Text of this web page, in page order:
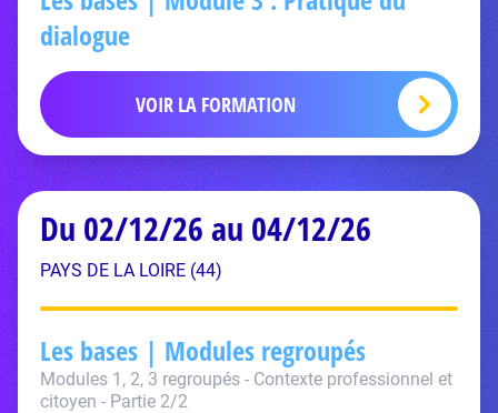
dialogue
VOIR LA FORMATION
Du 02/12/26 au 04/12/26
PAYS DE LA LOIRE (44)
Les bases | Modules regroupés
Modules 1, 2, 3 regroupés - Contexte professionnel et
citoyen - Partie 2/2